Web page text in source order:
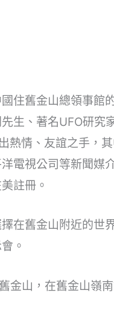
住舊金山總領事館
生、著名UFO研究
熱情、友誼之手，其
電視公司等新聞媒
註冊。
在舊金山附近的世
。
金山，在舊金山嶺